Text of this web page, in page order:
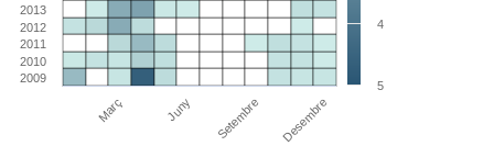
4
5
Març Juny Setembre Desembre
2009
2010
2011
2012
2013